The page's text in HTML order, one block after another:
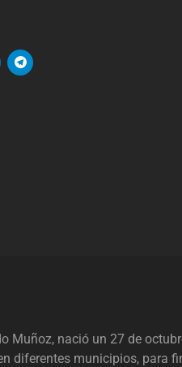
Muñoz, nació un 27 de
diferentes municipios, para